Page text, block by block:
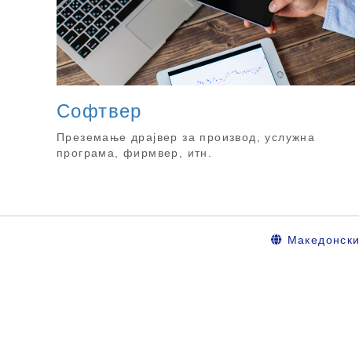
Софтвер
Преземање драјвер за производ, услужна
програма, фирмвер, итн.
Македонски